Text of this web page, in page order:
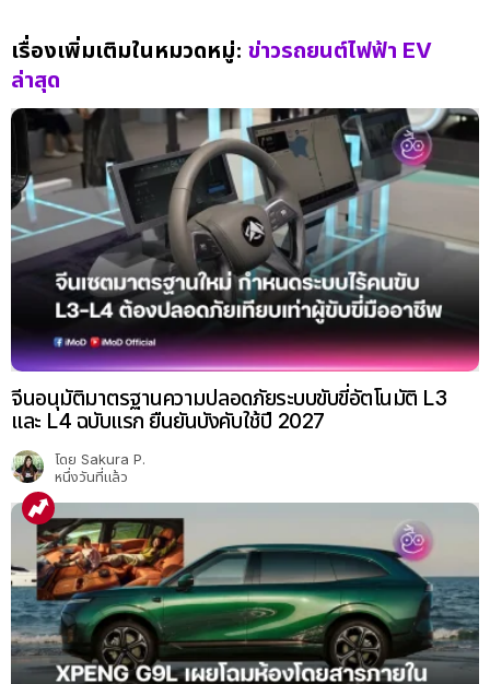
เรื่องเพิ่มเติมในหมวดหมู่: ข่าวรถยนต์ไฟฟ้า EV
ล่าสุด
จีนอนุมัติมาตรฐานความปลอดภัยระบบขับขี่อัตโนมัติ L3
และ L4 ฉบับแรก ยืนยันบังคับใช้ปี 2027
โดย Sakura P.
หนึ่งวันที่แล้ว